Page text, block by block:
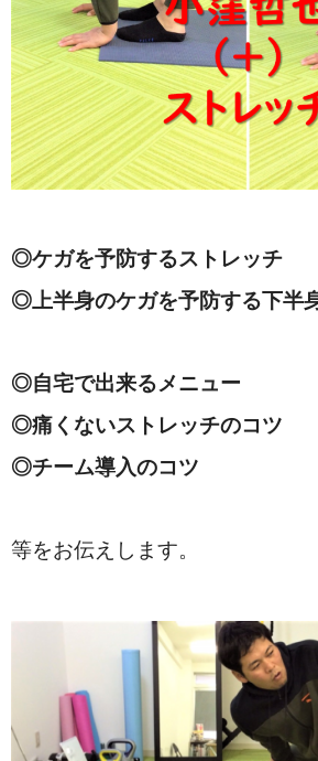
◎ケガを予防するストレッチ
◎上半身のケガを予防する下半
◎自宅で出来るメニュー
◎痛くないストレッチのコツ
◎チーム導入のコツ
等をお伝えします。